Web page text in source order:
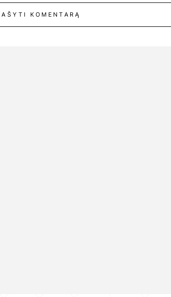
KOMENTARĄ